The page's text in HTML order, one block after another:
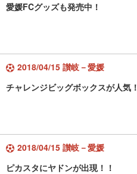
愛媛FCグッズも発売中！
2018/04/15 讃岐－愛媛
チャレンジビッグボックスが人気！
2018/04/15 讃岐－愛媛
ピカスタにヤドンが出現！！